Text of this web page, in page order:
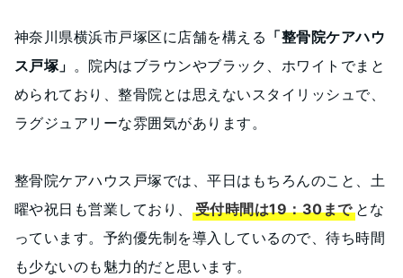
神奈川県横浜市戸塚区に店舗を構える 「整骨院ケアハウ
ス戸塚」 。院内はブラウンやブラック、ホワイトでまと
められており、整骨院とは思えないスタイリッシュで、
ラグジュアリーな雰囲気があります。
整骨院ケアハウス戸塚では、平日はもちろんのこと、土
曜や祝日も営業しており、
受付時間は19：30までとな
っています。予約優先制を導入しているので、待ち時間
も少ないのも魅力的だと思います。